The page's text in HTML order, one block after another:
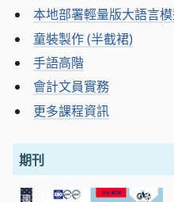
本地部署輕量版大語言
童裝製作 (半截裙)
手語高階
會計文員實務
更多課程資訊
期刊